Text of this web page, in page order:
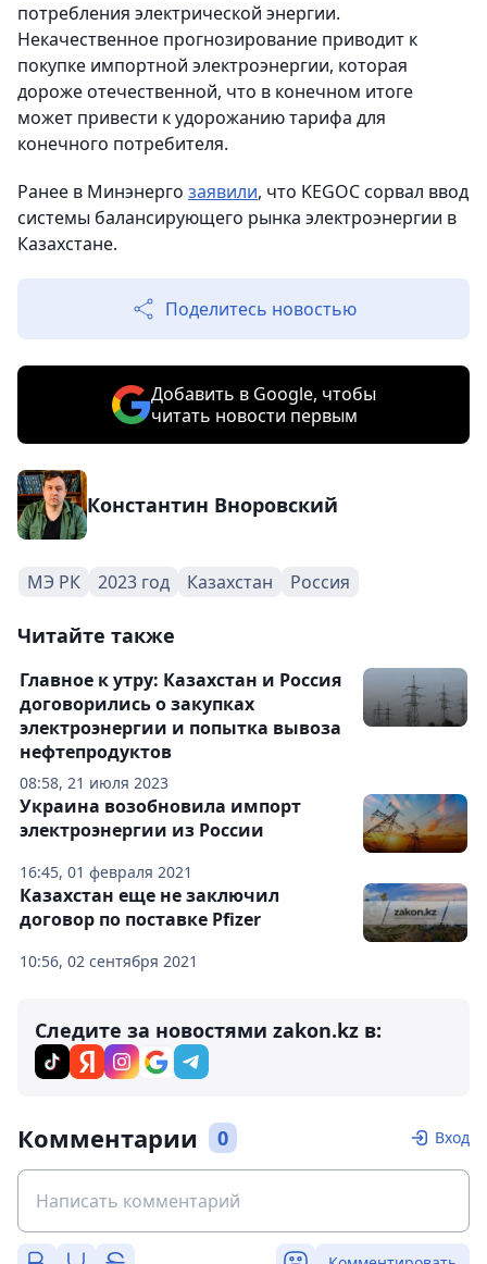
потребления электрической энергии.
Некачественное прогнозирование приводит к
покупке импортной электроэнергии, которая
дороже отечественной, что в конечном итоге
может привести к удорожанию тарифа для
конечного потребителя.
Ранее в Минэнерго заявили, что KEGOC сорвал ввод
системы балансирующего рынка электроэнергии в
Казахстане.
Поделитесь новостью
Добавить в Google, чтобы
читать новости первым
Константин Вноровский
МЭ РК 2023 год Казахстан Россия
Читайте также
08:58, 21 июля 2023
Главное к утру: Казахстан и Россия
договорились о закупках
электроэнергии и попытка вывоза
нефтепродуктов
16:45, 01 февраля 2021
Украина возобновила импорт
электроэнергии из России
10:56, 02 сентября 2021
Казахстан еще не заключил
договор по поставке Pfizer
Следите за новостями zakon.kz в:
Комментарии 0 Вход